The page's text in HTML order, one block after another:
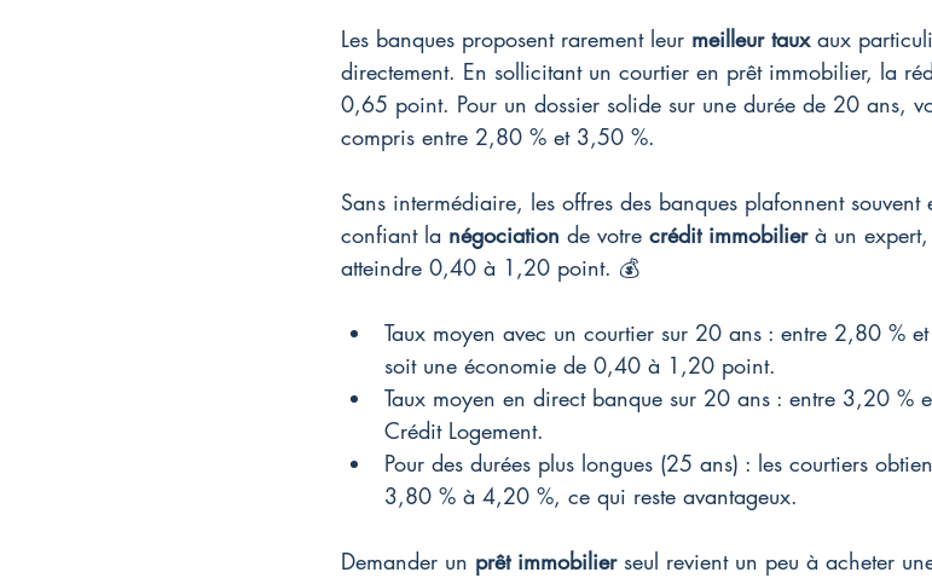
Les banques proposent rarement leur meilleur taux aux
directement. En sollicitant un courtier en prêt immobilier, la
0,65 point. Pour un dossier solide sur une durée de 20 ans,
compris entre 2,80 % et 3,50 %.
Sans intermédiaire, les offres des banques plafonnent
confiant la négociation de votre crédit immobilier à un expert,
atteindre 0,40 à 1,20 point. 💰
Taux moyen avec un courtier sur 20 ans : entre 2,80 %
soit une économie de 0,40 à 1,20 point.
Taux moyen en direct banque sur 20 ans : entre 3,20 %
Crédit Logement.
Pour des durées plus longues (25 ans) : les courtiers
3,80 % à 4,20 %, ce qui reste avantageux.
Demander un prêt immobilier seul revient un peu à acheter